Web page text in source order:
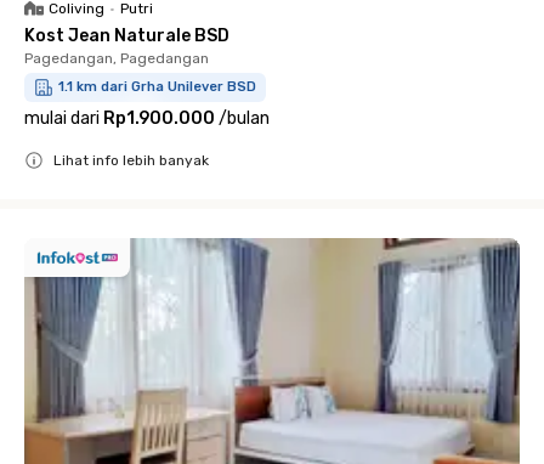
Coliving • Putri
Kost Jean Naturale BSD
Pagedangan, Pagedangan
1.1 km dari Grha Unilever BSD
mulai dari Rp1.900.000 /bulan
Lihat info lebih banyak